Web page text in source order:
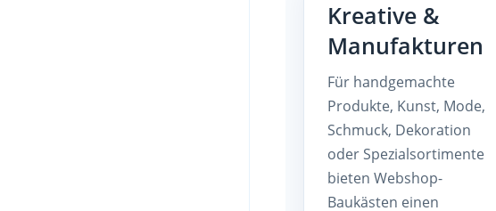
Kreative &
Manufakturen
Für handgemachte
Produkte, Kunst, Mode,
Schmuck, Dekoration
oder Spezialsortimente
bieten Webshop-
Baukästen einen